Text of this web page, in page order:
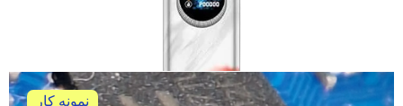
ویپرسو اکسراس 6 نقد و بررسی
نمونه کار